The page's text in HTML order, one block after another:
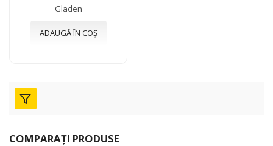
Gladen
ADAUGĂ ÎN COȘ
COMPARAȚI PRODUSE